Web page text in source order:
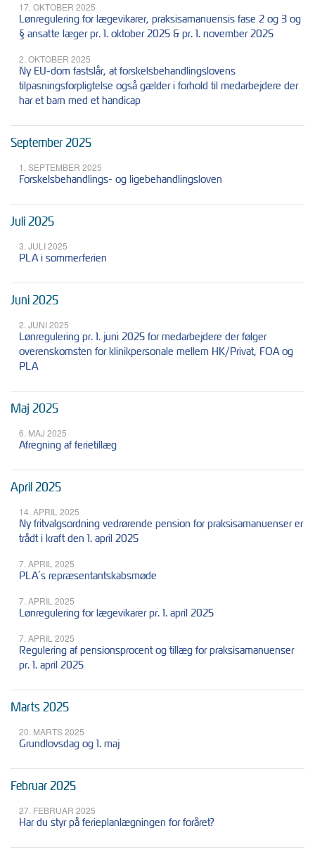
17. OKTOBER 2025
Lønregulering for lægevikarer, praksisamanuensis fase 2 og 3 og
§ ansatte læger pr. 1. oktober 2025 & pr. 1. november 2025
2. OKTOBER 2025
Ny EU-dom fastslår, at forskelsbehandlingslovens
tilpasningsforpligtelse også gælder i forhold til medarbejdere der
har et barn med et handicap
September 2025
1. SEPTEMBER 2025
Forskelsbehandlings- og ligebehandlingsloven
Juli 2025
3. JULI 2025
PLA i sommerferien
Juni 2025
2. JUNI 2025
Lønregulering pr. 1. juni 2025 for medarbejdere der følger
overenskomsten for klinikpersonale mellem HK/Privat, FOA og
PLA
Maj 2025
6. MAJ 2025
Afregning af ferietillæg
April 2025
14. APRIL 2025
Ny fritvalgsordning vedrørende pension for praksisamanuenser er
trådt i kraft den 1. april 2025
7. APRIL 2025
PLA´s repræsentantskabsmøde
7. APRIL 2025
Lønregulering for lægevikarer pr. 1. april 2025
7. APRIL 2025
Regulering af pensionsprocent og tillæg for praksisamanuenser
pr. 1. april 2025
Marts 2025
20. MARTS 2025
Grundlovsdag og 1. maj
Februar 2025
27. FEBRUAR 2025
Har du styr på ferieplanlægningen for foråret?